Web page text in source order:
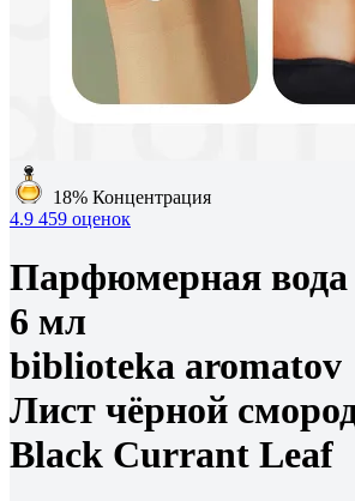
18% Концентрация
4.9 459 оценок
Парфюмерная вода
6 мл
biblioteka aromatov
Лист чёрной
Black Currant Leaf